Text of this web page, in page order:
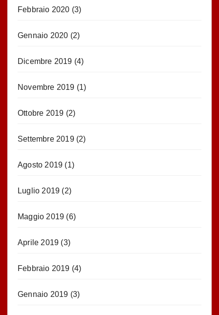
Febbraio 2020 (3)
Gennaio 2020 (2)
Dicembre 2019 (4)
Novembre 2019 (1)
Ottobre 2019 (2)
Settembre 2019(2)
Agosto 2019 (1)
Luglio 2019 (2)
Maggio 2019 (6)
Aprile 2019 (3)
Febbraio 2019 (4)
Gennaio 2019 (3)